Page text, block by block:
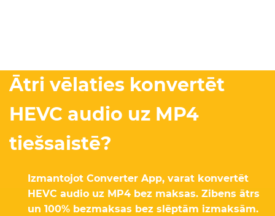
Ātri vēlaties konvertēt
HEVC audio uz MP4
tiešsaistē?
Izmantojot Converter App, varat konvertēt
HEVC audio uz MP4 bez maksas. Zibens ātrs
un 100% bezmaksas bez slēptām izmaksām.